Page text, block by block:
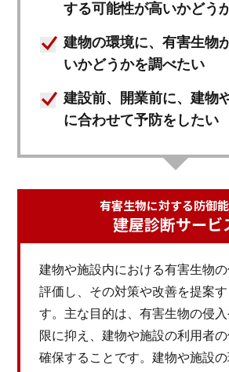
する可能性が高いかどう
建物の環境に、有害生物
いかどうかを調べたい
建設前、開業前に、建物
に合わせて予防をしたい
有害生物に対する防御
建屋診断サービ
建物や施設内における有害生物
評価し、その対策や改善を提案
す。主な目的は、有害生物の侵
限に抑え、建物や施設の利用者
確保することです。建物や施設